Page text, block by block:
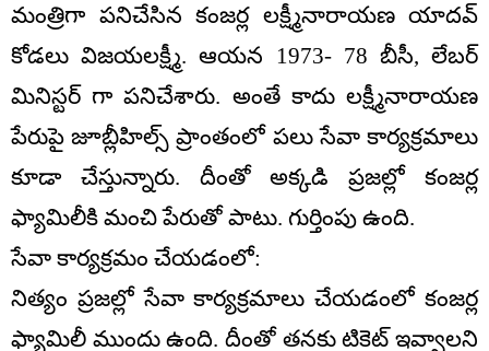
మంత్రిగా పనిచేసిన కంజర్ల లక్ష్మీనారాయణ యాదవ్
కోడలు విజయలక్ష్మీ. ఆయన 1973- 78 బీసీ, లేబర్
మినిస్టర్ గా పనిచేశారు. అంతే కాదు లక్ష్మీనారాయణ
పేరుపై జూబ్లీహిల్స్ ప్రాంతంలో పలు సేవా కార్యక్రమాలు
కూడా చేస్తున్నారు. దీంతో అక్కడి ప్రజల్లో కంజర్ల
ఫ్యామిలీకి మంచి పేరుతో పాటు. గుర్తింపు ఉంది.
సేవా కార్యక్రమం చేయడంలో:
నిత్యం ప్రజల్లో సేవా కార్యక్రమాలు చేయడంలో కంజర్ల
ఫ్యామిలీ ముందు ఉంది. దీంతో తనకు టికెట్ ఇవ్వాలని